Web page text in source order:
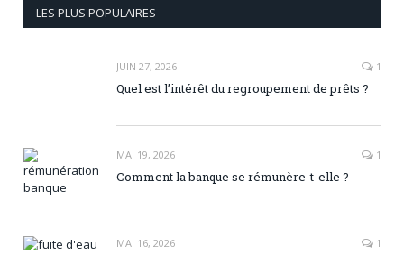
LES PLUS POPULAIRES
JUIN 27, 2026 1
Quel est l’intérêt du regroupement de prêts ?
MAI 19, 2026 1
Comment la banque se rémunère-t-elle ?
MAI 16, 2026 1